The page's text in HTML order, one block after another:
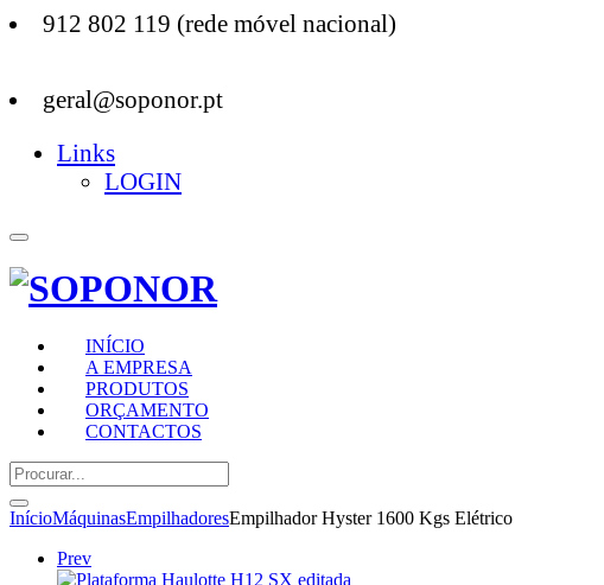
912 802 119 (rede móvel nacional)
geral@soponor.pt
Links
LOGIN
INÍCIO
A EMPRESA
PRODUTOS
ORÇAMENTO
CONTACTOS
InícioMáquinasEmpilhadoresEmpilhador Hyster 1600 Kgs Elétrico
Prev